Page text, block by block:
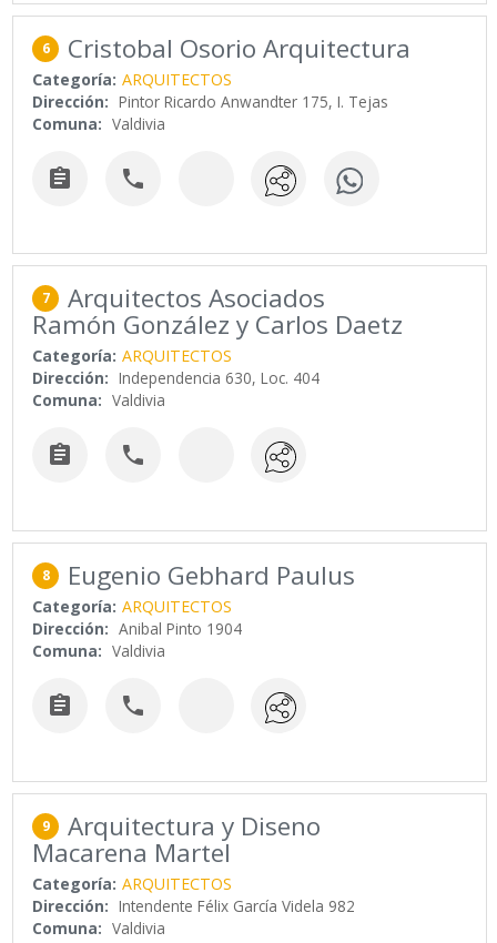
6 Cristobal Osorio Arquitectura
Categoría: ARQUITECTOS
Dirección: Pintor Ricardo Anwandter 175, I. Tejas
Comuna: Valdivia
 
7 Arquitectos Asociados
Ramón González y Carlos Daetz
Categoría: ARQUITECTOS
Dirección: Independencia 630, Loc. 404
Comuna: Valdivia
 
8 Eugenio Gebhard Paulus
Categoría: ARQUITECTOS
Dirección: Anibal Pinto 1904
Comuna: Valdivia
 
9 Arquitectura y Diseno
Macarena Martel
Categoría: ARQUITECTOS
Dirección: Intendente Félix García Videla 982
Comuna: Valdivia